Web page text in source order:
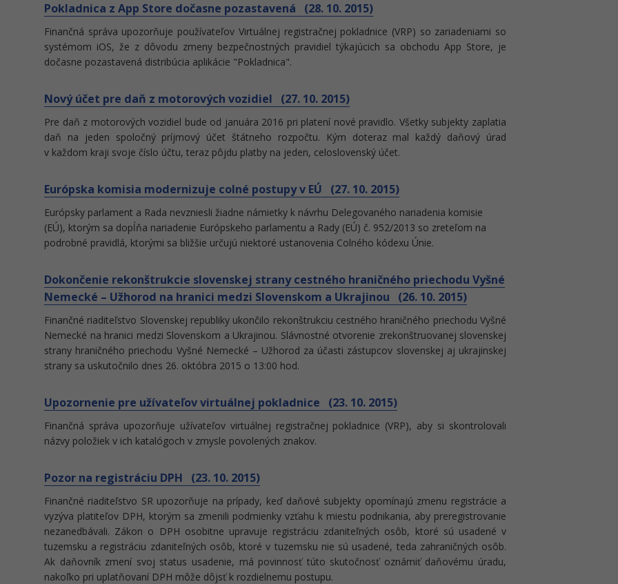
Pokladnica z App Store dočasne pozastavená (28. 10. 2015)
Finančná správa upozorňuje používateľov Virtuálnej registračnej pokladnice (VRP) so zariadeniami so
systémom iOS, že z dôvodu zmeny bezpečnostných pravidiel týkajúcich sa obchodu App Store, je
dočasne pozastavená distribúcia aplikácie "Pokladnica".
Nový účet pre daň z motorových vozidiel (27. 10. 2015)
Pre daň z motorových vozidiel bude od januára 2016 pri platení nové pravidlo. Všetky subjekty zaplatia
daň na jeden spoločný príjmový účet štátneho rozpočtu. Kým doteraz mal každý daňový úrad
v každom kraji svoje číslo účtu, teraz pôjdu platby na jeden, celoslovenský účet.
Európska komisia modernizuje colné postupy v EÚ (27. 10. 2015)
Európsky parlament a Rada nevzniesli žiadne námietky k návrhu Delegovaného nariadenia komisie
(EÚ), ktorým sa dopĺňa nariadenie Európskeho parlamentu a Rady (EÚ) č. 952/2013 so zreteľom na
podrobné pravidlá, ktorými sa bližšie určujú niektoré ustanovenia Colného kódexu Únie.
Dokončenie rekonštrukcie slovenskej strany cestného hraničného priechodu Vyšné
Nemecké – Užhorod na hranici medzi Slovenskom a Ukrajinou (26. 10. 2015)
Finančné riaditeľstvo Slovenskej republiky ukončilo rekonštrukciu cestného hraničného priechodu Vyšné
Nemecké na hranici medzi Slovenskom a Ukrajinou. Slávnostné otvorenie zrekonštruovanej slovenskej
strany hraničného priechodu Vyšné Nemecké – Užhorod za účasti zástupcov slovenskej aj ukrajinskej
strany sa uskutočnilo dnes 26. októbra 2015 o 13:00 hod.
Upozornenie pre užívateľov virtuálnej pokladnice (23. 10. 2015)
Finančná správa upozorňuje užívateľov virtuálnej registračnej pokladnice (VRP), aby si skontrolovali
názvy položiek v ich katalógoch v zmysle povolených znakov.
Pozor na registráciu DPH (23. 10. 2015)
Finančné riaditeľstvo SR upozorňuje na prípady, keď daňové subjekty opomínajú zmenu registrácie a
vyzýva platiteľov DPH, ktorým sa zmenili podmienky vzťahu k miestu podnikania, aby preregistrovanie
nezanedbávali. Zákon o DPH osobitne upravuje registráciu zdaniteľných osôb, ktoré sú usadené v
tuzemsku a registráciu zdaniteľných osôb, ktoré v tuzemsku nie sú usadené, teda zahraničných osôb.
Ak daňovník zmení svoj status usadenie, má povinnosť túto skutočnosť oznámiť daňovému úradu,
nakoľko pri uplatňovaní DPH môže dôjsť k rozdielnemu postupu.